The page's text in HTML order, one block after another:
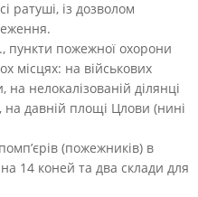
ратуші, із дозволом
пункти пожежної охорони
місцях: на військових
нелокалізованій ділянці
на давній площі Цлови (нині
(пожежників) в
на 14 коней та два склади для